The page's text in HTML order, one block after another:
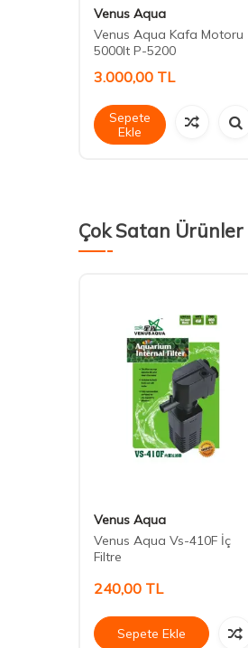
Venus Aqua
Venus Aqua Kafa Motoru
5000lt P-5200
3.000,00 TL
Sepete
Ekle
Çok Satan Ürünler
Venus Aqua
Venus Aqua Vs-410F İç
Filtre
240,00 TL
Sepete Ekle